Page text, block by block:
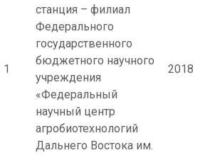
1
станция – филиал
Федерального
государственного
бюджетного научного
учреждения
«Федеральный
научный центр
агробиотехнологий
Дальнего Востока им.
2018